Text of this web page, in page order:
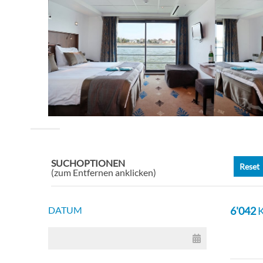
2-
SUCHOPTIONEN
(zum Entfernen anklicken)
Reset
DATUM 6'042